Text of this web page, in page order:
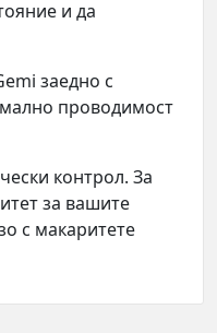
и да
заедно с
проводимост
контрол. За
за вашите
с макаритете